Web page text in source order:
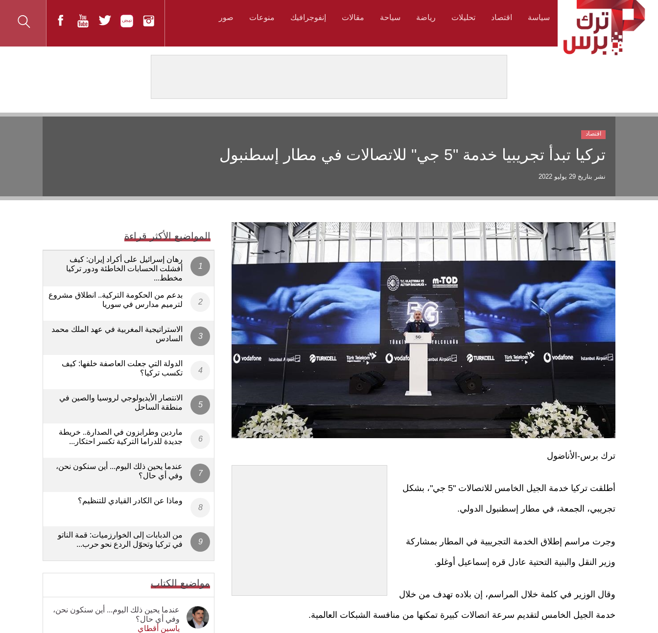
سياسة اقتصاد تحليلات رياضة سياحة مقالات إنفوجرافيك منوعات صور
تركيا تبدأ تجريبيا خدمة "5 جي" للاتصالات في مطار إسطنبول
نشر بتاريخ 29 يوليو 2022
اقتصاد
ترك برس-الأناضول
أطلقت تركيا خدمة الجيل الخامس للاتصالات "5 جي"، بشكل
تجريبي، الجمعة، في مطار إسطنبول الدولي.
وجرت مراسم إطلاق الخدمة التجريبية في المطار بمشاركة
وزير النقل والبنية التحتية عادل قره إسماعيل أوغلو.
وقال الوزير في كلمة خلال المراسم، إن بلاده تهدف من خلال
خدمة الجيل الخامس لتقديم سرعة اتصالات كبيرة تمكنها من منافسة الشبكات العالمية.
المواضيع الأكثر قراءة
رهان إسرائيل على أكراد إيران: كيف
أفشلت الحسابات الخاطئة ودور تركيا
مخطط...
بدعم من الحكومة التركية.. انطلاق مشروع
لترميم مدارس في سوريا
الاستراتيجية المغربية في عهد الملك محمد
السادس
الدولة التي جعلت العاصفة خلفها: كيف
تكسب تركيا؟
الانتصار الأيديولوجي لروسيا والصين في
منطقة الساحل
ماردين وطرابزون في الصدارة.. خريطة
جديدة للدراما التركية تكسر احتكار...
عندما يحين ذلك اليوم... أين سنكون نحن،
وفي أي حال؟
وماذا عن الكادر القيادي للتنظيم؟
من الدبابات إلى الخوارزميات: قمة الناتو
في تركيا وتحوّل الردع نحو حرب...
مواضيع الكتاب
عندما يحين ذلك اليوم... أين سنكون نحن،
وفي أي حال؟
ياسين أقطاي